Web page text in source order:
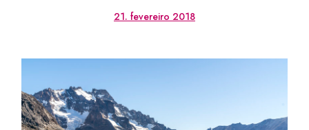
21. fevereiro 2018